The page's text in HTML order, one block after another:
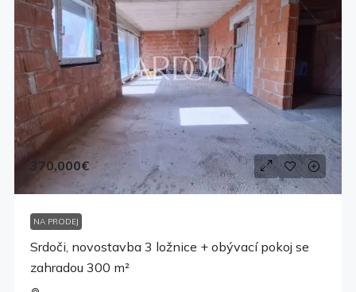
370,000€
NA PRODEJ
Srdoči, novostavba 3 ložnice + obývací pokoj se
zahradou 300 m²